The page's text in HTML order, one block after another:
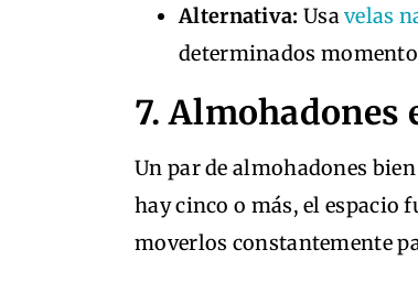
Alternativa: Usavelas
determinados
7. Almohadones
Un par de almohadones
hay cinco o más, el espacio
moverlos constantemente